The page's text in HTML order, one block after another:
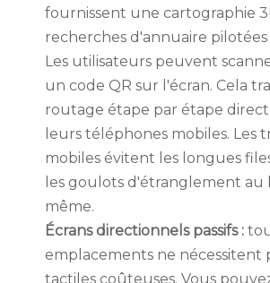
fournissent une cartographie
recherches d'annuaire
Les utilisateurs peuvent
un code QR sur l'écran. Cela
routage étape par étape
leurs téléphones mobiles. Les
mobiles évitent les longues
les goulots d'étranglement au
même.
Écrans directionnels passifs :
emplacements ne nécessitent
tactiles coûteuses. Vous